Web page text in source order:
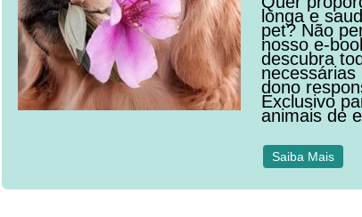
longa e
pet? Não
nosso e-
descubra
dono
Exclusivo
animais de
Saiba Mais